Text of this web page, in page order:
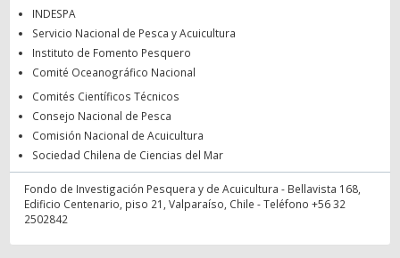
INDESPA
Servicio Nacional de Pesca y Acuicultura
Instituto de Fomento Pesquero
Comité Oceanográfico Nacional
Comités Científicos Técnicos
Consejo Nacional de Pesca
Comisión Nacional de Acuicultura
Sociedad Chilena de Ciencias del Mar
Fondo de Investigación Pesquera y de Acuicultura - Bellavista 168,
Edificio Centenario, piso 21, Valparaíso, Chile - Teléfono +56 32
2502842